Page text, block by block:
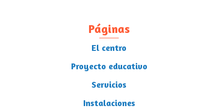
Páginas
El centro
Proyecto educativo
Servicios
Instalaciones